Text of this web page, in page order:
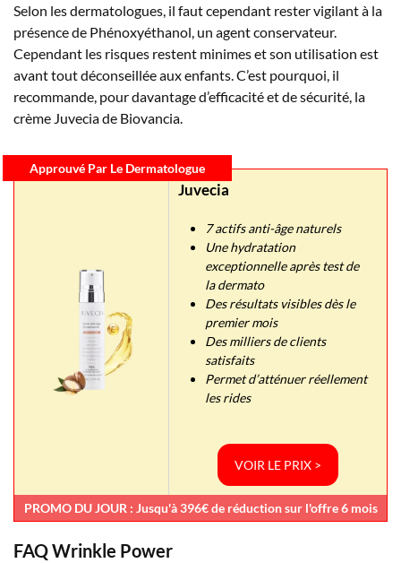
Selon les dermatologues, il faut cependant rester vigilant à la
présence de Phénoxyéthanol, un agent conservateur.
Cependant les risques restent minimes et son utilisation est
avant tout déconseillée aux enfants. C’est pourquoi, il
recommande, pour davantage d’efficacité et de sécurité, la
crème Juvecia de Biovancia.
Approuvé Par Le Dermatologue
Juvecia
7 actifs anti-âge naturels
Une hydratation
exceptionnelle après test de
la dermato
Des résultats visibles dès le
premier mois
Des milliers de clients
satisfaits
Permet d’atténuer réellement
les rides
VOIR LE PRIX >
PROMO DU JOUR : Jusqu'à 396€ de réduction sur l'offre 6 mois
FAQ Wrinkle Power